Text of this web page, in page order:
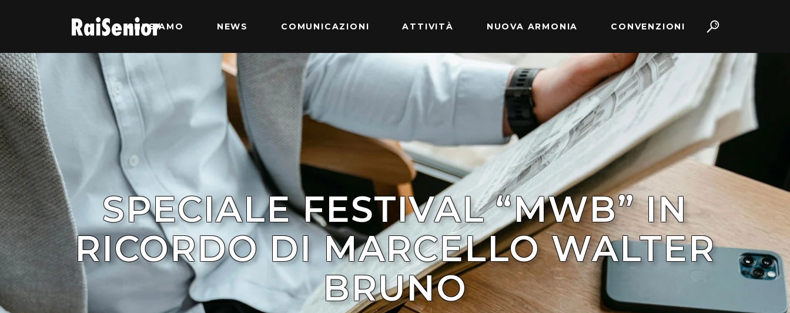
CHI SIAMO NEWS COMUNICAZIONI ATTIVITÀ NUOVA ARMONIA CONVENZIONI
SPECIALE FESTIVAL “MWB” IN
RICORDO DI MARCELLO WALTER
BRUNO